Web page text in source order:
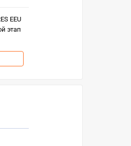
EEU
этап